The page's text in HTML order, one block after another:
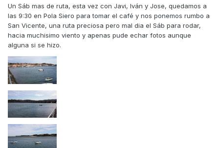
Un Sáb mas de ruta, esta vez con Javi, Iván y Jose, quedamos a
las 9:30 en Pola Siero para tomar el café y nos ponemos rumbo a
San Vicente, una ruta preciosa pero mal dia el Sáb para rodar,
hacia muchisimo viento y apenas pude echar fotos aunque
alguna si se hizo.